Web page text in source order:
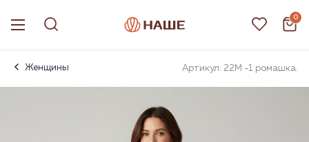
0
Женщины Артикул: 22М -1 ромашка.